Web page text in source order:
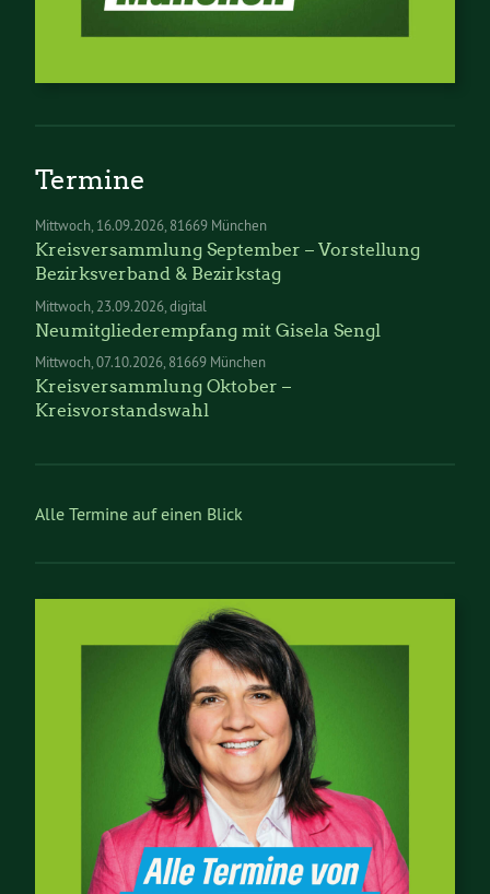
Termine
Mittwoch 16.09.2026 81669 München
Kreisversammlung September – Vorstellung
Bezirksverband & Bezirkstag
Mittwoch 23.09.2026 digital
Neumitgliederempfang mit Gisela Sengl
Mittwoch 07.10.2026 81669 München
Kreisversammlung Oktober –
Kreisvorstandswahl
Alle Termine auf einen Blick